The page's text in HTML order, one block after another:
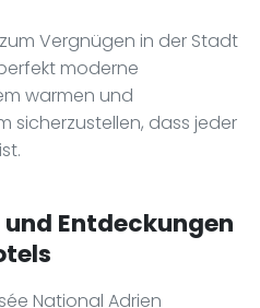
Vergnügen in der Stadt
moderne
warmen und
sicherzustellen, dass jeder
Entdeckungen
National Adrien